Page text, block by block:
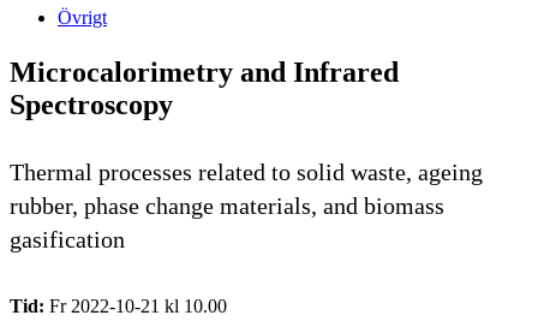
Övrigt
Microcalorimetry and Infrared
Spectroscopy
Thermal processes related to solid waste, ageing
rubber, phase change materials, and biomass
gasification
Tid: Fr 2022-10-21 kl 10.00